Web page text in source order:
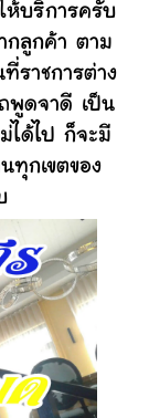
ห้บริการครับ
กลูกค้า ตาม
ราชการต่าง
พูดจาดี เป็น
ได้ไป ก็จะมี
ทุกเขตของ